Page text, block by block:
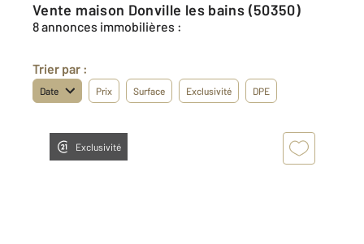
Vente maison Donville les bains (50350)
8 annonces immobilières :
Trier par :
Date Prix Surface Exclusivité DPE
Exclusivité